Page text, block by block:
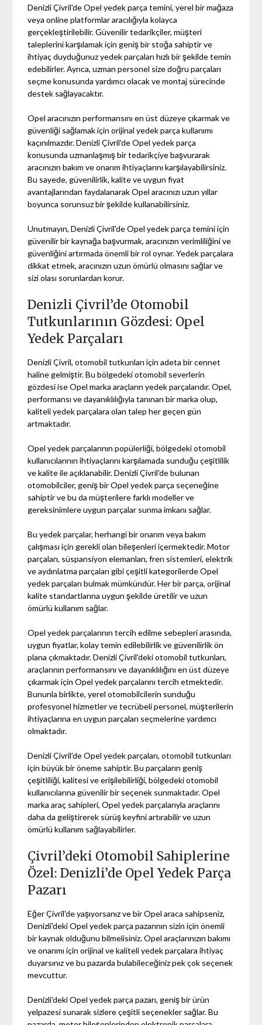
Denizli Çivril'de Opel yedek parça temini, yerel bir mağaza
veya online platformlar aracılığıyla kolayca
gerçekleştirilebilir. Güvenilir tedarikçiler, müşteri
taleplerini karşılamak için geniş bir stoğa sahiptir ve
ihtiyaç duyduğunuz yedek parçaları hızlı bir şekilde temin
edebilirler. Ayrıca, uzman personel size doğru parçaları
seçme konusunda yardımcı olacak ve montaj sürecinde
destek sağlayacaktır.
Opel aracınızın performansını en üst düzeye çıkarmak ve
güvenliği sağlamak için orijinal yedek parça kullanımı
kaçınılmazdır. Denizli Çivril'de Opel yedek parça
konusunda uzmanlaşmış bir tedarikçiye başvurarak
aracınızın bakım ve onarım ihtiyaçlarını karşılayabilirsiniz.
Bu sayede, güvenilirlik, kalite ve uygun fiyat
avantajlarından faydalanarak Opel aracınızı uzun yıllar
boyunca sorunsuz bir şekilde kullanabilirsiniz.
Unutmayın, Denizli Çivril'de Opel yedek parça temini için
güvenilir bir kaynağa başvurmak, aracınızın verimliliğini ve
güvenliğini artırmada önemli bir rol oynar. Yedek parçalara
dikkat etmek, aracınızın uzun ömürlü olmasını sağlar ve
sizi olası sorunlardan korur.
Denizli Çivril’de Otomobil
Tutkunlarının Gözdesi: Opel
Yedek Parçaları
Denizli Çivril, otomobil tutkunları için adeta bir cennet
haline gelmiştir. Bu bölgedeki otomobil severlerin
gözdesi ise Opel marka araçların yedek parçalarıdır. Opel,
performansı ve dayanıklılığıyla tanınan bir marka olup,
kaliteli yedek parçalara olan talep her geçen gün
artmaktadır.
Opel yedek parçalarının popülerliği, bölgedeki otomobil
kullanıcılarının ihtiyaçlarını karşılamada sunduğu çeşitlilik
ve kalite ile açıklanabilir. Denizli Çivril'de bulunan
otomobilciler, geniş bir Opel yedek parça seçeneğine
sahiptir ve bu da müşterilere farklı modeller ve
gereksinimlere uygun parçalar sunma imkanı sağlar.
Bu yedek parçalar, herhangi bir onarım veya bakım
çalışması için gerekli olan bileşenleri içermektedir. Motor
parçaları, süspansiyon elemanları, fren sistemleri, elektrik
ve aydınlatma parçaları gibi çeşitli kategorilerde Opel
yedek parçaları bulmak mümkündür. Her bir parça, orijinal
kalite standartlarına uygun şekilde üretilir ve uzun
ömürlü kullanım sağlar.
Opel yedek parçalarının tercih edilme sebepleri arasında,
uygun fiyatlar, kolay temin edilebilirlik ve güvenilirlik ön
plana çıkmaktadır. Denizli Çivril'deki otomobil tutkunları,
araçlarının performansını ve dayanıklılığını en üst düzeye
çıkarmak için Opel yedek parçalarını tercih etmektedir.
Bununla birlikte, yerel otomobilcilerin sunduğu
profesyonel hizmetler ve tecrübeli personel, müşterilerin
ihtiyaçlarına en uygun parçaları seçmelerine yardımcı
olmaktadır.
Denizli Çivril'de Opel yedek parçaları, otomobil tutkunları
için büyük bir öneme sahiptir. Bu parçaların geniş
çeşitliliği, kalitesi ve erişilebilirliği, bölgedeki otomobil
kullanıcılarına güvenilir bir seçenek sunmaktadır. Opel
marka araç sahipleri, Opel yedek parçalarıyla araçlarını
daha da geliştirerek sürüş keyfini artırabilir ve uzun
ömürlü kullanım sağlayabilirler.
Çivril’deki Otomobil Sahiplerine
Özel: Denizli’de Opel Yedek Parça
Pazarı
Eğer Çivril'de yaşıyorsanız ve bir Opel araca sahipseniz,
Denizli'deki Opel yedek parça pazarının sizin için önemli
bir kaynak olduğunu bilmelisiniz. Opel araçlarınızın bakımı
ve onarımı için orijinal ve kaliteli yedek parçalara ihtiyaç
duyarsınız ve bu pazarda bulabileceğiniz pek çok seçenek
mevcuttur.
Denizli'deki Opel yedek parça pazarı, geniş bir ürün
yelpazesi sunarak sizlere çeşitli seçenekler sağlar. Bu